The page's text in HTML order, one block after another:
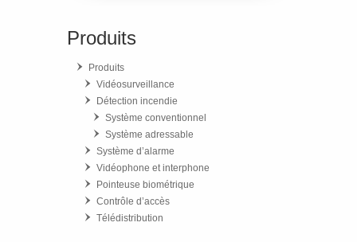
Produits
Produits
Vidéosurveillance
Détection incendie
Système conventionnel
Système adressable
Système d’alarme
Vidéophone et interphone
Pointeuse biométrique
Contrôle d’accès
Télédistribution